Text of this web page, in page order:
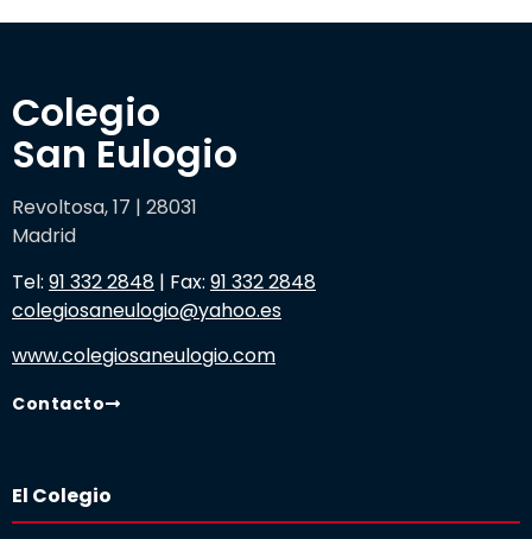
Colegio
San Eulogio
Revoltosa, 17 | 28031
Madrid
Tel: 91 332 2848 | Fax: 91 332 2848
colegiosaneulogio@yahoo.es
www.colegiosaneulogio.com
Contacto
El Colegio